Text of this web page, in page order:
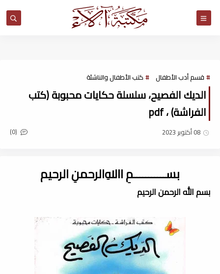
قسم أدب الأطفال كتب الأطفال والناشئة
الديك الفصيح، سلسلة حكايات محبوبة (كتب
الفراشة) ، pdf
08 أكتوبر 2023 (0)
بســـــــــــمِ اﷲِالرحمنِ الرحيم
بسم الله الرحمن الرحيم